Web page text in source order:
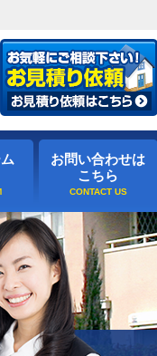
お問い合わせは
こちら